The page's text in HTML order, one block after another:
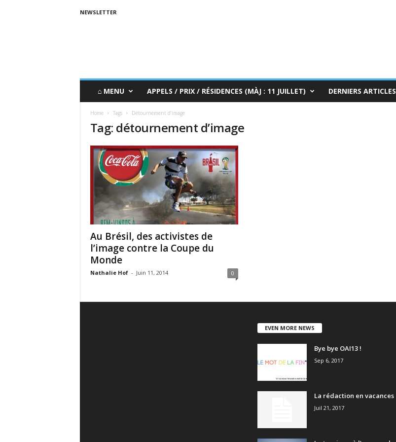
NEWSLETTER
⌂ MENU APPELS / PRIX / RÉSIDENCES (MÀJ : 11 JUILLET) DERNIERS ARTICLES
Home Tags Détournement d’image
Tag: détournement d’image
Au Brésil, des activistes de
l’image contre la Coupe du
Monde
Nathalie Hof - Juin 11, 2014 0
EVEN MORE NEWS
Bye bye OAI13 !
Sep 6, 2017
La rédaction en vacances
Juil 21, 2017